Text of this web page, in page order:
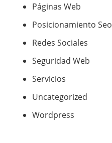
Páginas Web
Posicionamiento Seo
Redes Sociales
Seguridad Web
Servicios
Uncategorized
Wordpress